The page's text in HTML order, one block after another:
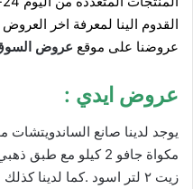
القدوم الينا لمعرفة اخر العروض
عروضنا على موقع عروض
عروض ايدي :
يوجد لدينا صانع الساندويتشات
مكواة جافو 2 كيلو مع
زيت ٢ لتر اسود .كما لدينا